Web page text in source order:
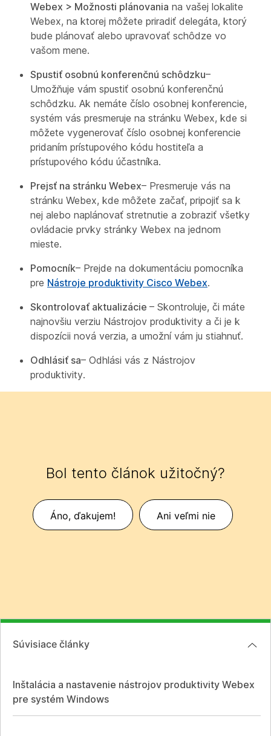
Webex > Možnosti plánovania na vašej lokalite
Webex, na ktorej môžete priradiť delegáta, ktorý
bude plánovať alebo upravovať schôdze vo
vašom mene.
Spustiť osobnú konferenčnú schôdzku–
Umožňuje vám spustiť osobnú konferenčnú
schôdzku. Ak nemáte číslo osobnej konferencie,
systém vás presmeruje na stránku Webex, kde si
môžete vygenerovať číslo osobnej konferencie
pridaním prístupového kódu hostiteľa a
prístupového kódu účastníka.
Prejsť na stránku Webex– Presmeruje vás na
stránku Webex, kde môžete začať, pripojiť sa k
nej alebo naplánovať stretnutie a zobraziť všetky
ovládacie prvky stránky Webex na jednom
mieste.
Pomocník– Prejde na dokumentáciu pomocníka
pre Nástroje produktivity Cisco Webex.
Skontrolovať aktualizácie – Skontroluje, či máte
najnovšiu verziu Nástrojov produktivity a či je k
dispozícii nová verzia, a umožní vám ju stiahnuť.
Odhlásiť sa– Odhlási vás z Nástrojov
produktivity.
Bol tento článok užitočný?
Áno, ďakujem! Ani veľmi nie
Súvisiace články
Inštalácia a nastavenie nástrojov produktivity Webex
pre systém Windows